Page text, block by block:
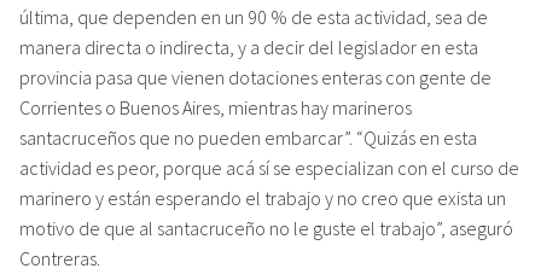
última, que dependen en un 90 % de esta actividad, sea de
manera directa o indirecta, y a decir del legislador en esta
provincia pasa que vienen dotaciones enteras con gente de
Corrientes o Buenos Aires, mientras hay marineros
santacruceños que no pueden embarcar”. “Quizás en esta
actividad es peor, porque acá sí se especializan con el curso de
marinero y están esperando el trabajo y no creo que exista un
motivo de que al santacruceño no le guste el trabajo”, aseguró
Contreras.